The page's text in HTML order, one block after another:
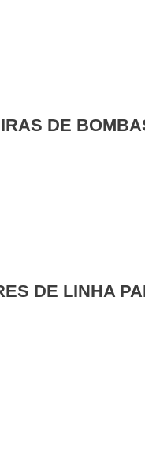
DE
DE LINHA